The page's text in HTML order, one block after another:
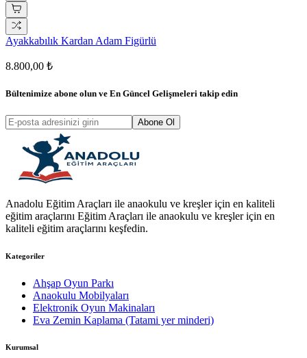
Ayakkabılık Kardan Adam Figürlü
8.800,00 ₺
Bültenimize abone olun ve En Güncel Gelişmeleri takip edin
Abone Ol
Anadolu Eğitim Araçları ile anaokulu ve kreşler için en kaliteli
eğitim araçlarını Eğitim Araçları ile anaokulu ve kreşler için en
kaliteli eğitim araçlarını keşfedin.
Kategoriler
Ahşap Oyun Parkı
Anaokulu Mobilyaları
Elektronik Oyun Makinaları
Eva Zemin Kaplama (Tatami yer minderi)
Kurumsal